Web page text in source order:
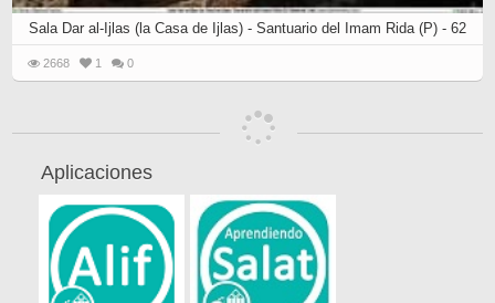
Sala Dar al-Ijlas (la Casa de Ijlas) - Santuario del Imam Rida (P) - 62
2668 1 0
Aplicaciones